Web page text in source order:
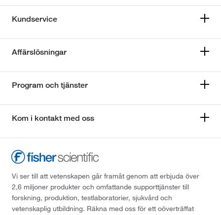
Kundservice
Affärslösningar
Program och tjänster
Kom i kontakt med oss
Vi ser till att vetenskapen går framåt genom att erbjuda över
2,6 miljoner produkter och omfattande supporttjänster till
forskning, produktion, testlaboratorier, sjukvård och
vetenskaplig utbildning. Räkna med oss för ett oöverträffat